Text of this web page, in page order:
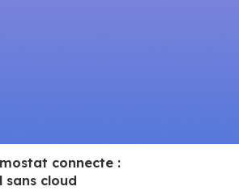
connecte :
sans cloud